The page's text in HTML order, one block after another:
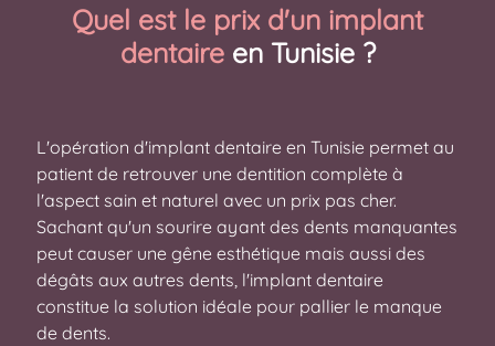
Quel est le prix d'un implant
dentaireen Tunisie ?
L'opération d'implant dentaire en Tunisie permet au
patient de retrouver une dentition complète à
l'aspect sain et naturel avec un prix pas cher.
Sachant qu'un sourire ayant des dents manquantes
peut causer une gêne esthétique mais aussi des
dégâts aux autres dents, l'implant dentaire
constitue la solution idéale pour pallier le manque
de dents.